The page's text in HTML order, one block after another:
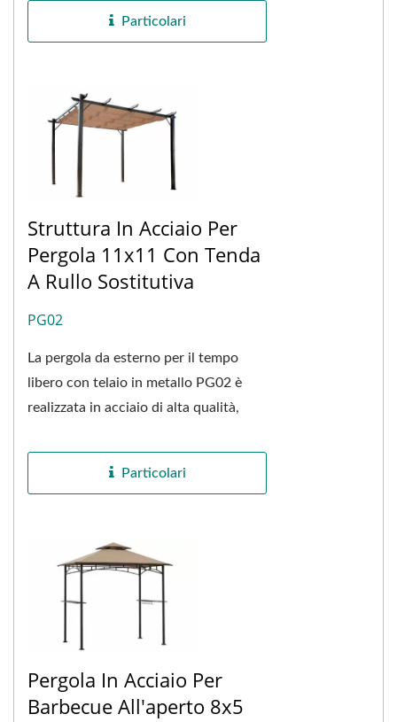
Sono...
Particolari
Struttura In Acciaio Per
Pergola 11x11 Con Tenda
A Rullo Sostitutiva
PG02
La pergola da esterno per il tempo
libero con telaio in metallo PG02 è
realizzata in acciaio di alta qualità,
resistenza,...
Particolari
Pergola In Acciaio Per
Barbecue All'aperto 8x5